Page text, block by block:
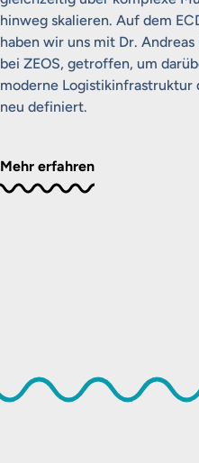
hinweg skalieren. Auf dem
haben wir uns mit Dr.
bei ZEOS, getroffen, um
moderne Logistikinfrastruktur
neu definiert.
Mehr erfahren